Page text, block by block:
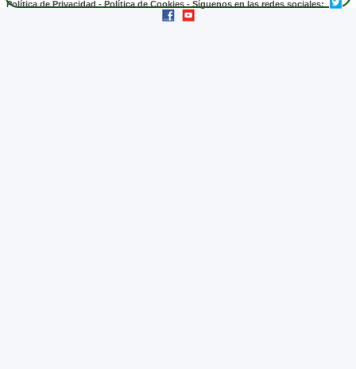
Política de Privacidad - Política de Cookies - Síguenos en las redes sociales: